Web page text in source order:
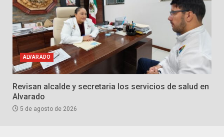
ALVARADO
Revisan alcalde y secretaria los servicios de salud en
Alvarado
5 de agosto de 2026